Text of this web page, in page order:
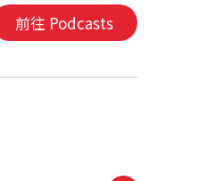
前往 Podcasts